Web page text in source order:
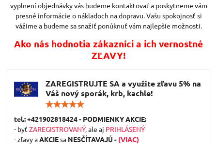
vyplnení objednávky vás budeme kontaktovať a poskytneme vám
presné informácie o nákladoch na dopravu. Vašu spokojnosť si
vážime a budeme sa snažiť ponúknuť vám najlepšie možnosti.
Ako nás hodnotia zákazníci a ich vernostné
ZĽAVY!
ZAREGISTRUJTE SA a využite zľavu 5% na
Váš nový sporák, krb, kachle!
/
5
tel.: +421902818424 - PODMIENKY AKCIE:
- byť ZAREGISTROVANÝ, ale aj PRIHLÁSENÝ
- zľavy aAKCIEsa NESČÍTAVAJÚ - (VIAC)